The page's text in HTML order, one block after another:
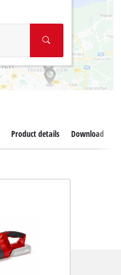
Product details Download